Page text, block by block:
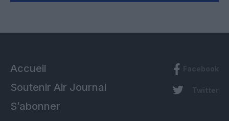
Accueil
Soutenir Air Journal
S’abonner